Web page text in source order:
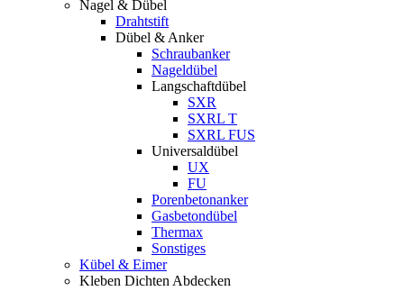
Nagel & Dübel
Drahtstift
Dübel & Anker
Schraubanker
Nageldübel
Langschaftdübel
SXR
SXRL T
SXRL FUS
Universaldübel
UX
FU
Porenbetonanker
Gasbetondübel
Thermax
Sonstiges
Kübel & Eimer
Kleben Dichten Abdecken